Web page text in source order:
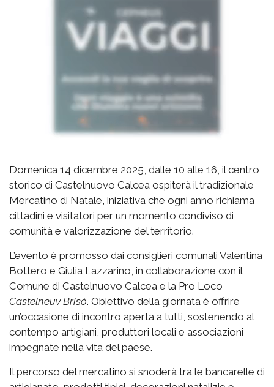
Domenica 14 dicembre 2025, dalle 10 alle 16, il centro
storico di Castelnuovo Calcea ospiterà il tradizionale
Mercatino di Natale, iniziativa che ogni anno richiama
cittadini e visitatori per un momento condiviso di
comunità e valorizzazione del territorio.
L’evento è promosso dai consiglieri comunali Valentina
Bottero e Giulia Lazzarino, in collaborazione con il
Comune di Castelnuovo Calcea e la Pro Loco
Castelneuv Brisó. Obiettivo della giornata è offrire
un’occasione di incontro aperta a tutti, sostenendo al
contempo artigiani, produttori locali e associazioni
impegnate nella vita del paese.
Il percorso del mercatino si snoderà tra le bancarelle di